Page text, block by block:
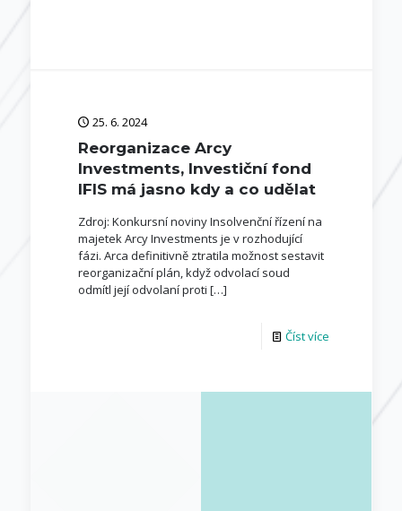
25. 6. 2024
Reorganizace Arcy
Investments, Investiční fond
IFIS má jasno kdy a co udělat
Zdroj: Konkursní noviny Insolvenční řízení na
majetek Arcy Investments je v rozhodující
fázi. Arca definitivně ztratila možnost sestavit
reorganizační plán, když odvolací soud
odmítl její odvolaní proti […]
Číst více